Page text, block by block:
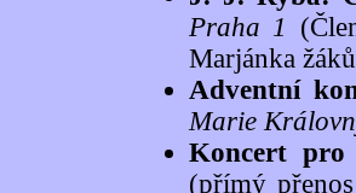
Praha 1
Marjánka
Adventní
Marie
Koncert pro
(přímý